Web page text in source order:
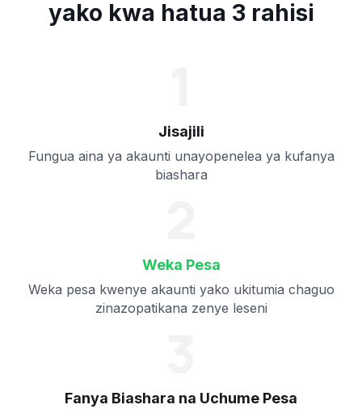
yako kwa hatua 3 rahisi
Jisajili
Fungua aina ya akaunti unayopenelea ya kufanya
biashara
Weka Pesa
Weka pesa kwenye akaunti yako ukitumia chaguo
zinazopatikana zenye leseni
Fanya Biashara na Uchume Pesa